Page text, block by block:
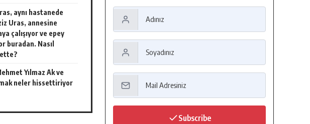
aynı hastanede
Uras, annesine
çalışıyor ve epey
buradan. Nasıl
Yılmaz Ak ve
neler hissettiriyor
Subscribe